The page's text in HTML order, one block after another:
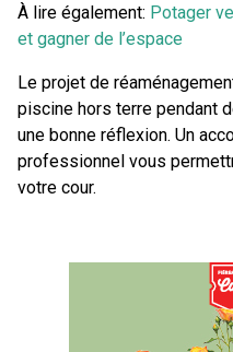
À lire également: Potager
et gagner de l’espace
Le projet de
piscine hors terre pendant
une bonne réflexion. Un
professionnel vous
votre cour.